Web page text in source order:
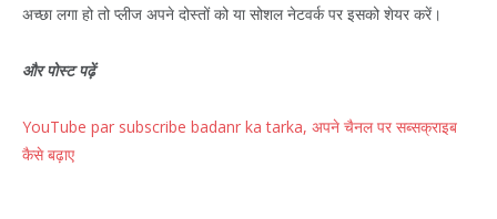
अच्छा लगा हो तो प्लीज अपने दोस्तों को या सोशल नेटवर्क पर इसको शेयर करें।
और पोस्ट पढ़ें
YouTube par subscribe badanr ka tarka, अपने चैनल पर सब्सक्राइब
कैसे बढ़ाए